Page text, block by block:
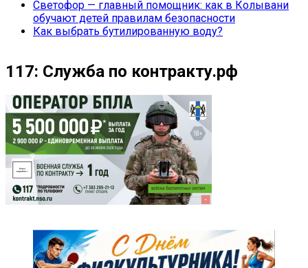
Светофор — главный помощник: как в Колывани
обучают детей правилам безопасности
Как выбрать бутилированную воду?
117: Служба по контракту.рф